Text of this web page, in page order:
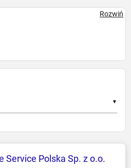
Rozwiń
▼
Service Polska Sp. z o.o.